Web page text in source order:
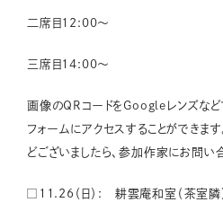
二席目12:00〜
三席目14:00〜
画像のQRコードをGoogleレンズな
フォームにアクセスすることができま
どございましたら、参加作家にお問い
□11.26（日）: 耕雲庵和室（茶室隣